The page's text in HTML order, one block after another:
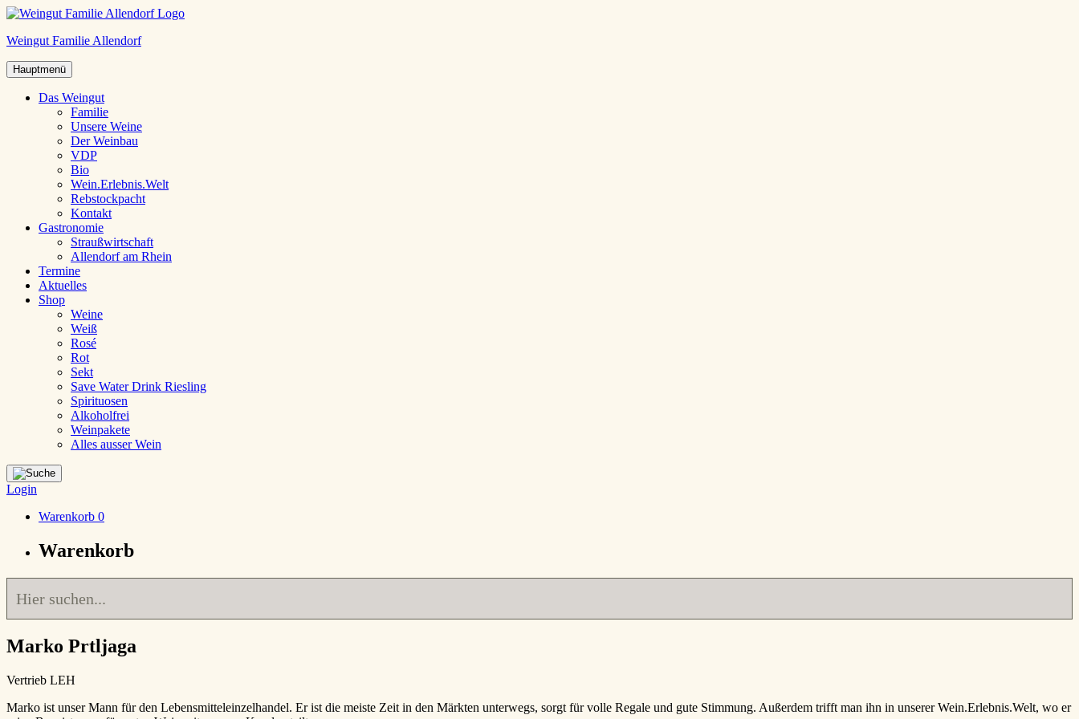
Weingut Familie Allendorf
Hauptmenü
Das Weingut
Familie
Unsere Weine
Der Weinbau
VDP
Bio
Wein.Erlebnis.Welt
Rebstockpacht
Kontakt
Gastronomie
Straußwirtschaft
Allendorf am Rhein
Termine
Aktuelles
Shop
Weine
Weiß
Rosé
Rot
Sekt
Save Water Drink Riesling
Spirituosen
Alkoholfrei
Weinpakete
Alles ausser Wein
Login
Warenkorb 0
Warenkorb
Marko Prtljaga
Vertrieb LEH
Marko ist unser Mann für den Lebensmitteleinzelhandel. Er ist die meiste Zeit in den Märkten unterwegs, sorgt für volle Regale und gute Stimmung. Außerdem trifft man ihn in unserer Wein.Erlebnis.Welt, wo er